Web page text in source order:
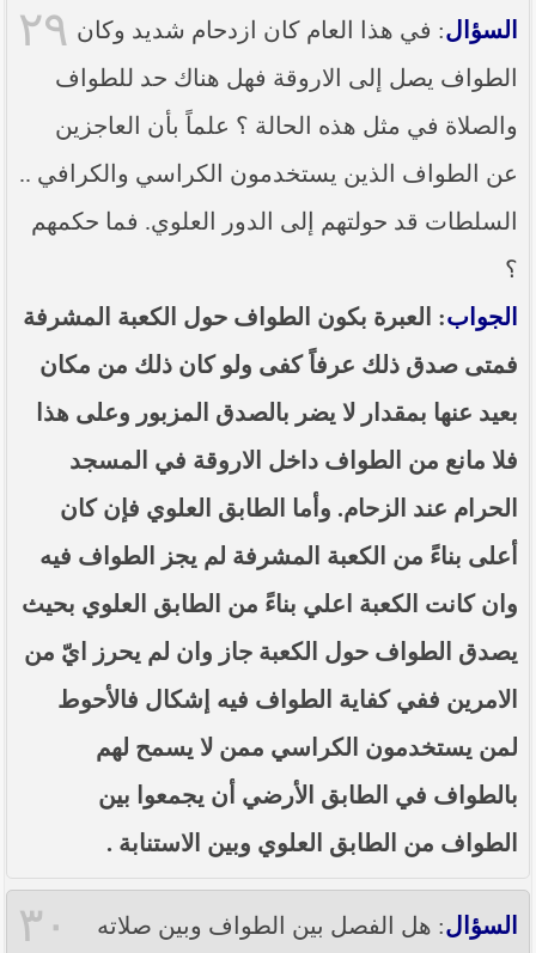
٢٩ السؤال: في هذا العام كان ازدحام شديد وكان
الطواف يصل إلى الاروقة فهل هناك حد للطواف
والصلاة في مثل هذه الحالة ؟ علماً بأن العاجزين
عن الطواف الذين يستخدمون الكراسي والكرافي ..
السلطات قد حولتهم إلى الدور العلوي. فما حكمهم
؟
الجواب: العبرة بكون الطواف حول الكعبة المشرفة
فمتى صدق ذلك عرفاً كفى ولو كان ذلك من مكان
بعيد عنها بمقدار لا يضر بالصدق المزبور وعلى هذا
فلا مانع من الطواف داخل الاروقة في المسجد
الحرام عند الزحام. وأما الطابق العلوي فإن كان
أعلى بناءً من الكعبة المشرفة لم يجز الطواف فيه
وان كانت الكعبة اعلي بناءً من الطابق العلوي بحيث
يصدق الطواف حول الكعبة جاز وان لم يحرز ايّ من
الامرين ففي كفاية الطواف فيه إشكال فالأحوط
لمن يستخدمون الكراسي ممن لا يسمح لهم
بالطواف في الطابق الأرضي أن يجمعوا بين
الطواف من الطابق العلوي وبين الاستنابة .
٣٠ السؤال: هل الفصل بين الطواف وبين صلاته